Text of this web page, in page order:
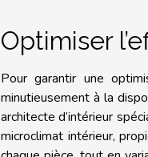
Optimiser
Pour garantir une
minutieusement à la
architecte d’intérieur
microclimat intérieur,